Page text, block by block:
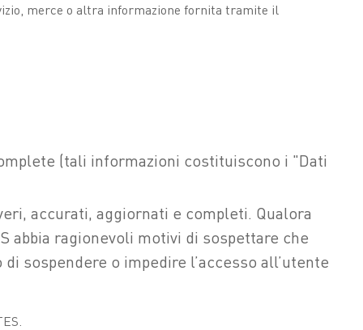
merce o altra informazione fornita tramite il
(tali informazioni costituiscono i "Dati
accurati, aggiornati e completi. Qualora
abbia ragionevoli motivi di sospettare che
sospendere o impedire l’accesso all’utente